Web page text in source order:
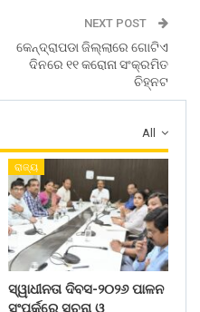
NEXT POST
କେନ୍ଦ୍ରାପଡା ଜିଲ୍ଲାରେ ଗୋଟିଏ
ଦିନରେ ୧୧ କରୋନା ସଂକ୍ରମିତ
ଚିହ୍ନଟ
All
ରାଜ୍ୟ
ସ୍ୱାଧୀନତା ଦିବସ-୨୦୨୬ ପାଳନ
ସଂପର୍କରେ ସୂଚନା ଓ